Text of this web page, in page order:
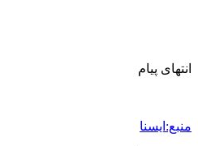
انتهای پیام
منبع:ایسنا